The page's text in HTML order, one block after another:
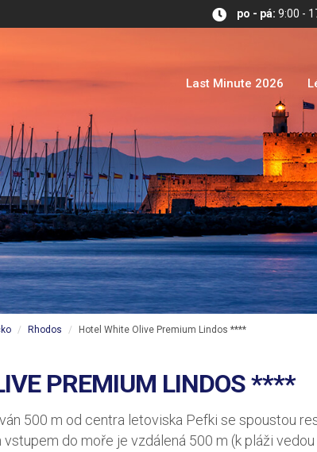
po - pá: 9:00 -
Last Minute 2026
Rhodos Hotel White Olive Premium Lindos ****
PREMIUM LINDOS ****
500 m od centra letoviska Pefki se spoustou
do moře je vzdálená 500 m (k pláži